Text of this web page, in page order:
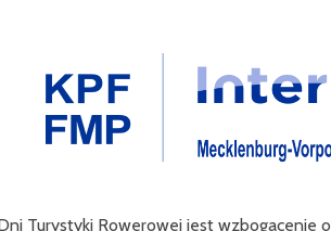
Turystyki Rowerowej jest